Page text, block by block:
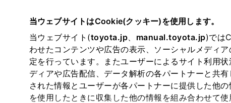
当ウェブサイトはCookie(クッキー)を使用します。
当ウェブサイト(toyota.jp、 manual.toyota.jp)では
わせたコンテンツや広告の表示、ソーシャルメディ
定を行っています。またユーザーによるサイト利用
ディアや広告配信、データ解析の各パートナーと共
された情報とユーザーが各パートナーに提供した他
を使用したときに収集した他の情報を組み合わせて
ナーサポート トピックス
スポーツ